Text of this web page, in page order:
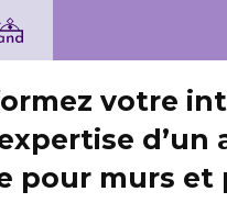
votre
d’un
pour murs et